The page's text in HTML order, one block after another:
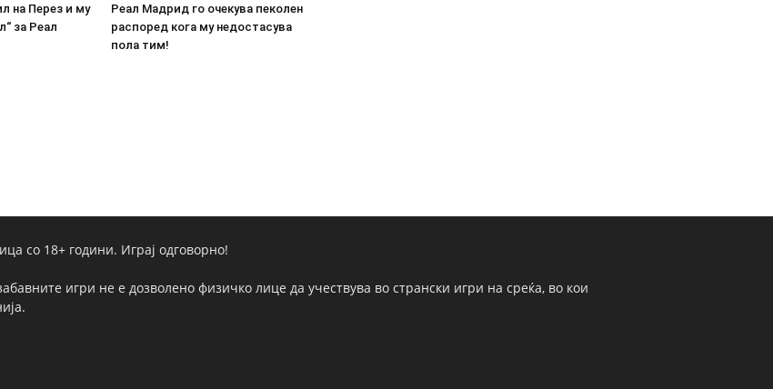
на Перез и му
за Реал
Реал Мадрид го очекува пеколен
распоред кога му недостасува
пола тим!
со 18+ години. Играј одговорно!
игри не е дозволено физичко лице да учествува во странски игри на среќа, во кои